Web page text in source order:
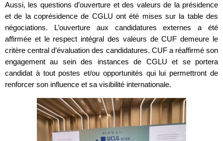
Aussi, les questions d’ouverture et des valeurs de la présidence
et de la coprésidence de CGLU ont été mises sur la table des
négociations. L’ouverture aux candidatures externes a été
affirmée et le respect intégral des valeurs de CUF demeure le
critère central d’évaluation des candidatures. CUF a réaffirmé son
engagement au sein des instances de CGLU et se portera
candidat à tout postes et/ou opportunités qui lui permettront de
renforcer son influence et sa visibilité internationale.